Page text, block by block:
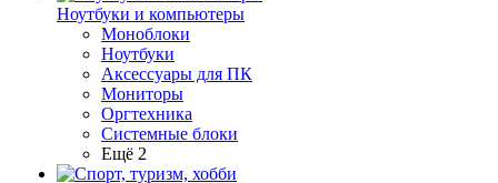
Ноутбуки и компьютеры
Моноблоки
Ноутбуки
Аксессуары для ПК
Мониторы
Оргтехника
Системные блоки
Ещё 2